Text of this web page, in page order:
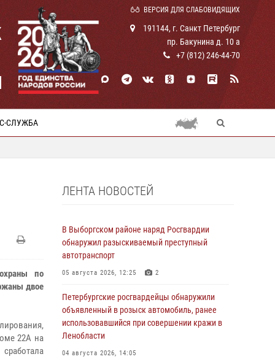
ВЕРСИЯ ДЛЯ СЛАБОВИДЯЩИХ
191144, г. Санкт Петербург
пр. Бакунина д. 10 а
+7 (812) 246-44-70
СЛУЖБА
по
двое
22А на
ЛЕНТА НОВОСТЕЙ
В Выборгском районе наряд Росгвардии
обнаружил разыскиваемый преступный
автотранспорт
05 августа 2026, 12:25 2
Петербургские росгвардейцы обнаружили
объявленный в розыск автомобиль, ранее
использовавшийся при совершении кражи в
Ленобласти
04 августа 2026, 14:05